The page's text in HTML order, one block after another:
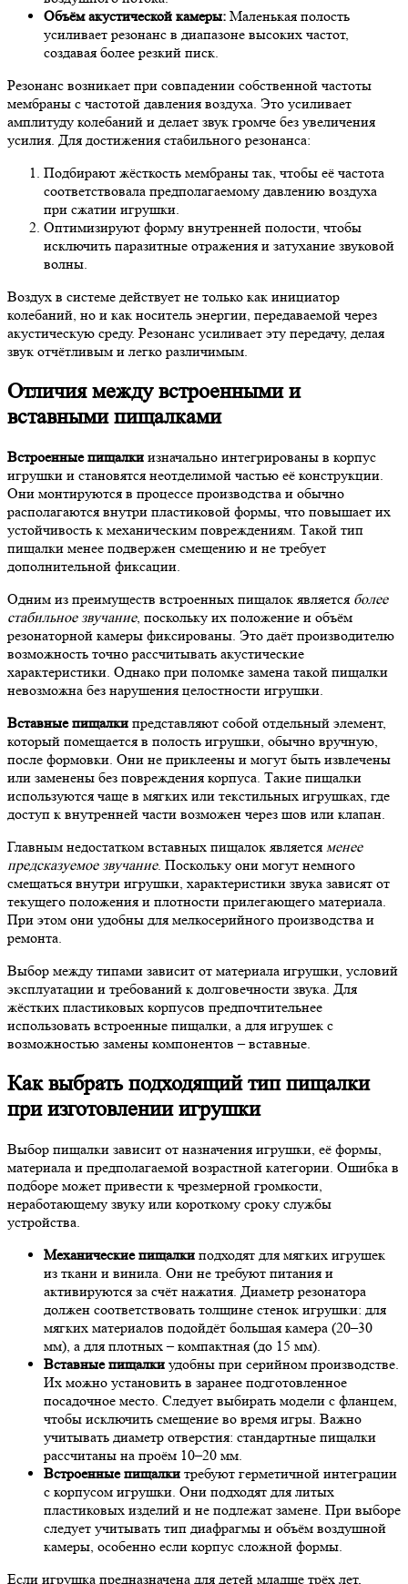
Объём акустической камеры: Маленькая полость
усиливает резонанс в диапазоне высоких частот,
создавая более резкий писк.
Резонанс возникает при совпадении собственной частоты
мембраны с частотой давления воздуха. Это усиливает
амплитуду колебаний и делает звук громче без увеличения
усилия. Для достижения стабильного резонанса:
Подбирают жёсткость мембраны так, чтобы её частота
соответствовала предполагаемому давлению воздуха
при сжатии игрушки.
Оптимизируют форму внутренней полости, чтобы
исключить паразитные отражения и затухание звуковой
волны.
Воздух в системе действует не только как инициатор
колебаний, но и как носитель энергии, передаваемой через
акустическую среду. Резонанс усиливает эту передачу, делая
звук отчётливым и легко различимым.
Отличия между встроенными и
вставными пищалками
Встроенные пищалки изначально интегрированы в корпус
игрушки и становятся неотделимой частью её конструкции.
Они монтируются в процессе производства и обычно
располагаются внутри пластиковой формы, что повышает их
устойчивость к механическим повреждениям. Такой тип
пищалки менее подвержен смещению и не требует
дополнительной фиксации.
Одним из преимуществ встроенных пищалок является более
стабильное звучание, поскольку их положение и объём
резонаторной камеры фиксированы. Это даёт производителю
возможность точно рассчитывать акустические
характеристики. Однако при поломке замена такой пищалки
невозможна без нарушения целостности игрушки.
Вставные пищалки представляют собой отдельный элемент,
который помещается в полость игрушки, обычно вручную,
после формовки. Они не приклеены и могут быть извлечены
или заменены без повреждения корпуса. Такие пищалки
используются чаще в мягких или текстильных игрушках, где
доступ к внутренней части возможен через шов или клапан.
Главным недостатком вставных пищалок является менее
предсказуемое звучание. Поскольку они могут немного
смещаться внутри игрушки, характеристики звука зависят от
текущего положения и плотности прилегающего материала.
При этом они удобны для мелкосерийного производства и
ремонта.
Выбор между типами зависит от материала игрушки, условий
эксплуатации и требований к долговечности звука. Для
жёстких пластиковых корпусов предпочтительнее
использовать встроенные пищалки, а для игрушек с
возможностью замены компонентов – вставные.
Как выбрать подходящий тип пищалки
при изготовлении игрушки
Выбор пищалки зависит от назначения игрушки, её формы,
материала и предполагаемой возрастной категории. Ошибка в
подборе может привести к чрезмерной громкости,
неработающему звуку или короткому сроку службы
устройства.
Механические пищалки подходят для мягких игрушек
из ткани и винила. Они не требуют питания и
активируются за счёт нажатия. Диаметр резонатора
должен соответствовать толщине стенок игрушки: для
мягких материалов подойдёт большая камера (20–30
мм), а для плотных – компактная (до 15 мм).
Вставные пищалки удобны при серийном производстве.
Их можно установить в заранее подготовленное
посадочное место. Следует выбирать модели с фланцем,
чтобы исключить смещение во время игры. Важно
учитывать диаметр отверстия: стандартные пищалки
рассчитаны на проём 10–20 мм.
Встроенные пищалки требуют герметичной интеграции
с корпусом игрушки. Они подходят для литых
пластиковых изделий и не подлежат замене. При выборе
следует учитывать тип диафрагмы и объём воздушной
камеры, особенно если корпус сложной формы.
Если игрушка предназначена для детей младше трёх лет,